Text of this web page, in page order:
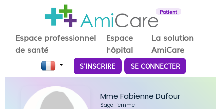
Patient
Espace professionnel
de santé
Espace
hôpital
La solution
AmiCare
S'INSCRIRE SE CONNECTER
Mme Fabienne Dufour
Sage-femme